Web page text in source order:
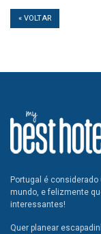
« VOLTAR
Portugal é
mundo, e felizmente
interessantes!
Quer planear